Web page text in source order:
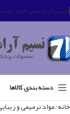
فارسی (زبان پیش فرض)
دسته بندی کالاها
خانه مواد ترمیمی و